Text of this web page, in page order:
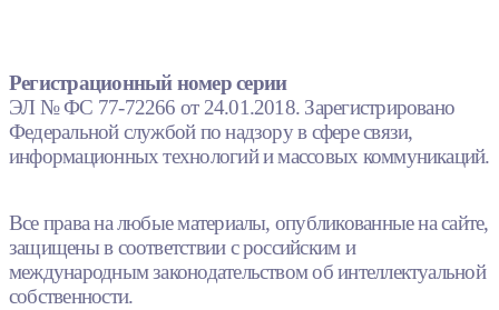
Регистрационный номер серии
ЭЛ № ФС 77-72266 от 24.01.2018. Зарегистрировано
Федеральной службой по надзору в сфере связи,
информационных технологий и массовых коммуникаций.
Все права на любые материалы, опубликованные на сайте,
защищены в соответствии с российским и
международным законодательством об интеллектуальной
собственности.